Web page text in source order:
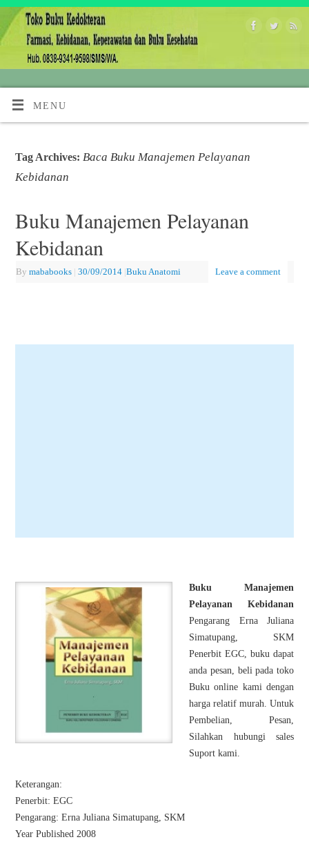
MENU
Tag Archives: Baca Buku Manajemen Pelayanan
Kebidanan
Buku Manajemen Pelayanan
Kebidanan
By mababooks | 30/09/2014 |Buku Anatomi Leave a comment
Buku Manajemen
Pelayanan Kebidanan
Pengarang Erna Juliana
Simatupang, SKM
Penerbit EGC, buku dapat
anda pesan, beli pada toko
Buku online kami dengan
harga relatif murah. Untuk
Pembelian, Pesan,
Silahkan hubungi sales
Suport kami.
Keterangan:
Penerbit: EGC
Pengarang: Erna Juliana Simatupang, SKM
Year Published 2008